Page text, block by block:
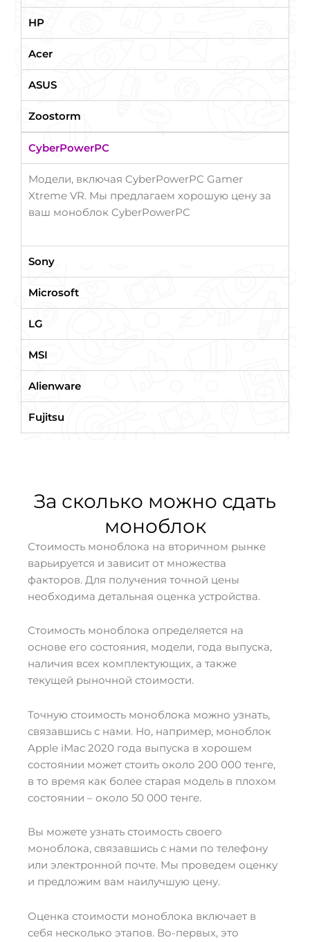
HP
Acer
ASUS
Zoostorm
CyberPowerPC
Модели, включая CyberPowerPC Gamer
Xtreme VR. Мы предлагаем хорошую цену за
ваш моноблок CyberPowerPC
Sony
Microsoft
LG
MSI
Alienware
Fujitsu
За сколько можно сдать
моноблок
Стоимость моноблока на вторичном рынке
варьируется и зависит от множества
факторов. Для получения точной цены
необходима детальная оценка устройства.
Стоимость моноблока определяется на
основе его состояния, модели, года выпуска,
наличия всех комплектующих, а также
текущей рыночной стоимости.
Точную стоимость моноблока можно узнать,
связавшись с нами. Но, например, моноблок
Apple iMac 2020 года выпуска в хорошем
состоянии может стоить около 200 000 тенге,
в то время как более старая модель в плохом
состоянии – около 50 000 тенге.
Вы можете узнать стоимость своего
моноблока, связавшись с нами по телефону
или электронной почте. Мы проведем оценку
и предложим вам наилучшую цену.
Оценка стоимости моноблока включает в
себя несколько этапов. Во-первых, это